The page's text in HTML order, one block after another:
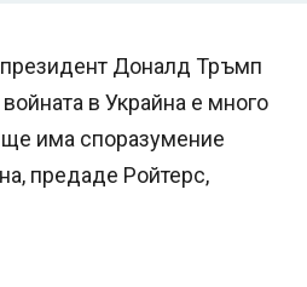
Доналд Тръмп
в Украйна е много
ще има споразумение
предаде Ройтерс,